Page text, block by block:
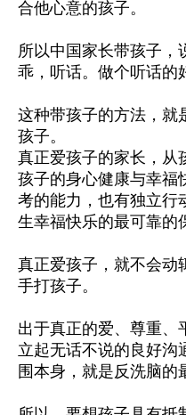
合他心意的孩子。
所以中国家长带孩子，
乖，听话。做个听话的
这种带孩子的方法，就
孩子。
真正爱孩子的家长，从
孩子的身心健康与幸福
考的能力，也有独立行
生幸福快乐的最可靠的
真正爱孩子，就不会动
手打孩子。
出于真正的爱、尊重、
立起无话不说的良好沟
围本身，就是反洗脑的